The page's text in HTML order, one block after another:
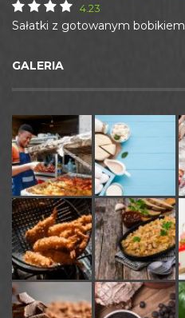
Sałatki z gotowanym bobikiem
4.23
GALERIA